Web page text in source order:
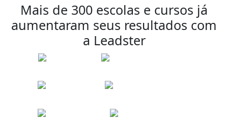
Mais de 300 escolas e cursos já
aumentaram seus resultados com
a Leadster